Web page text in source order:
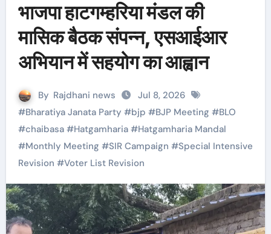
भाजपा हाटगम्हरिया मंडल की
मासिक बैठक संपन्न, एसआईआर
अभियान में सहयोग का आह्वान
By Rajdhani news
Jul 8, 2026
#Bharatiya Janata Party #bjp #BJP Meeting #BLO
#chaibasa#Hatgamharia#Hatgamharia Mandal
#Monthly Meeting #SIR Campaign #Special Intensive
Revision #Voter List Revision